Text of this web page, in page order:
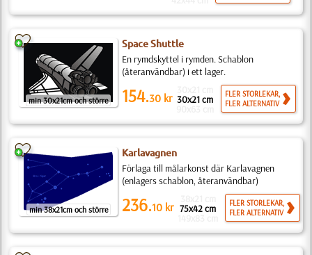
min 30x21cm och större
Space Shuttle
En rymdskyttel i rymden. Schablon
(återanvändbar) i ett lager.
154.30 kr 30x21 cm
FLER STORLEKAR,
FLER ALTERNATIV
min 38x21cm och större
Karlavagnen
Förlaga till målarkonst där Karlavagnen
(enlagers schablon, återanvändbar)
236.10 kr 75x42 cm
FLER STORLEKAR,
FLER ALTERNATIV